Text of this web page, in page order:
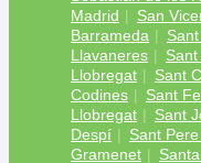
Madrid
San
Barrameda
Llavaneres
Llobregat
Sant
Codines
Sant
Llobregat
Sant
Despí
Sant
Gramenet